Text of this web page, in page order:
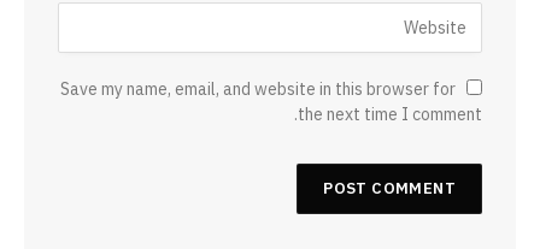
Save my name, email, and website in this browser for
the next time I comment.